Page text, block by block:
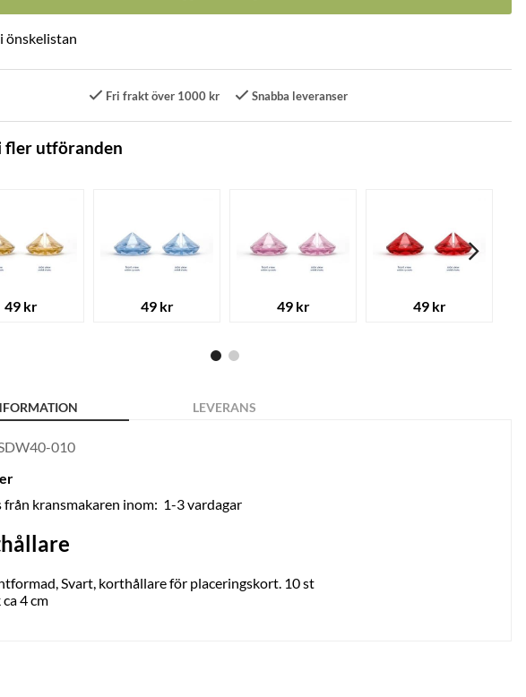
Fri frakt över 1000 kr Snabba leveranser
fler utföranden
49 kr 49 kr 49 kr 49 kr
LEVERANS
010
från kransmakaren inom: 1-3 vardagar
Svart, korthållare för placeringskort. 10 st
4 cm